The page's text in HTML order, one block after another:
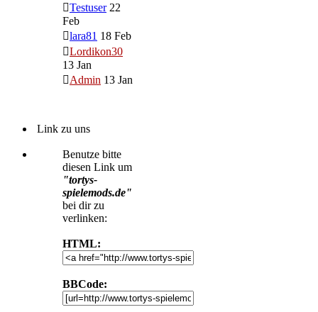
Testuser 22
Feb
lara81 18 Feb
Lordikon30
13 Jan
Admin 13 Jan
Link zu uns
Benutze bitte
diesen Link um
"tortys-
spielemods.de"
bei dir zu
verlinken:
HTML:
BBCode: